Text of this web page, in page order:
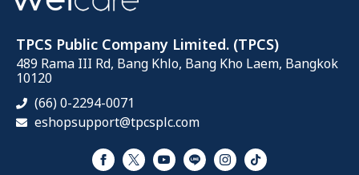
TPCS Public Company Limited. (TPCS)
489 Rama III Rd, Bang Khlo, Bang Kho Laem, Bangkok
10120
(66) 0-2294-0071
eshopsupport@tpcsplc.com